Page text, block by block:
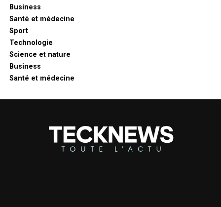
Business
Santé et médecine
Sport
Technologie
Science et nature
Business
Santé et médecine